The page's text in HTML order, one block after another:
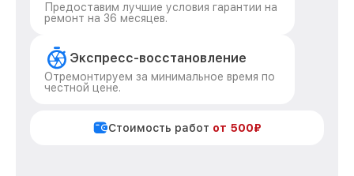
Предоставим лучшие условия гарантии на
ремонт на 36 месяцев.
Экспресс-восстановление
Отремонтируем за минимальное время по
честной цене.
Стоимость работ от 500₽